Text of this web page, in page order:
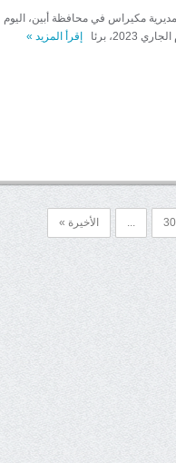
مكيراس في محافظة أبين، اليوم
برئا
إقرأ المزيد »
30
... الأخيرة »